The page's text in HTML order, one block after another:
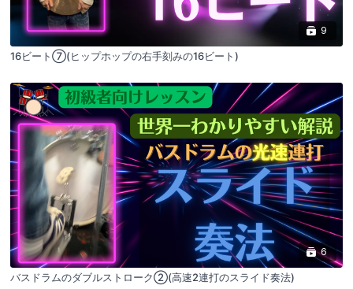
9
16ビート⑦(ヒップホップの右手刻みの16ビート)
6
バスドラムのダブルストローク②(高速2連打のスライド奏法)